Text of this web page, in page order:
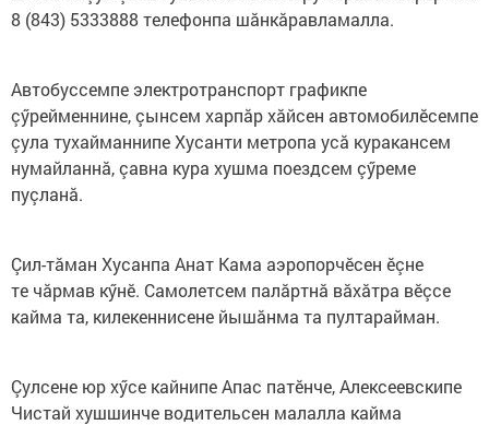
8 (843) 5333888 телефонпа шăнкăравламалла.
Автобуссемпе электротранспорт графикпе
çӳрейменнине, çынсем харпăр хăйсен автомобилӗсемпе
çула тухайманнипе Хусанти метропа усă куракансем
нумайланнă, çавна кура хушма поездсем çӳреме
пуçланă.
Çил-тăман Хусанпа Анат Кама аэропорчӗсен ӗçне
те чăрмав кӳнӗ. Самолетсем палăртнă вăхăтра вӗçсе
кайма та, килекеннисене йышăнма та пултарайман.
Çулсене юр хӳсе кайнипе Апас патӗнче, Алексеевскипе
Чистай хушшинче водительсен малалла кайма